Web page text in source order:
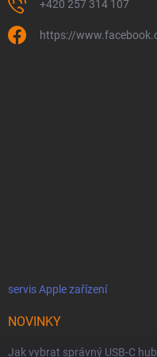
+420 257 314 107
https://
servis Apple zařízení
NOVINKY
Jak vybrat správný USB-C